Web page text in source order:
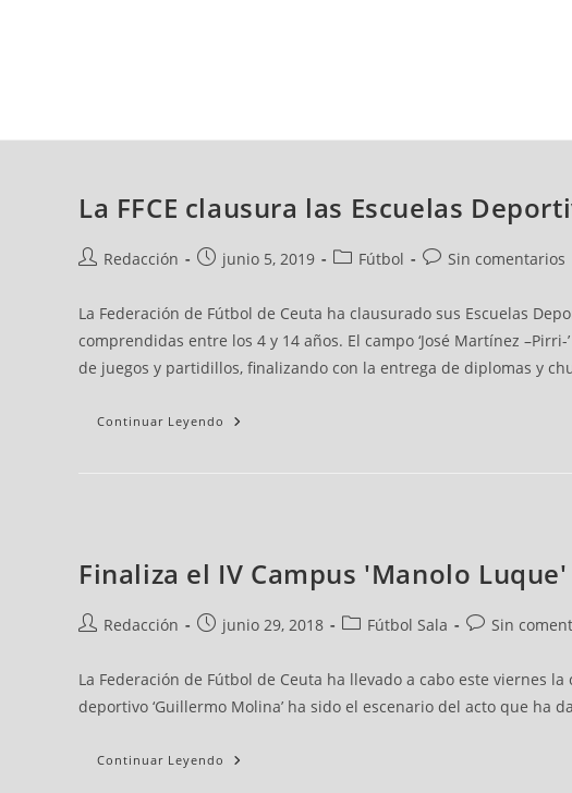
La FFCE clausura las Escuelas
Redacción junio 5, 2019 Fútbol Sin comentarios
La Federación de Fútbol de Ceuta ha clausurado sus Escuelas
comprendidas entre los 4 y 14 años. El campo ‘José Martínez
de juegos y partidillos, finalizando con la entrega de diplomas y
Continuar Leyendo
Finaliza el IV Campus 'Manolo
Redacción junio 29, 2018 Fútbol Sala Sin
La Federación de Fútbol de Ceuta ha llevado a cabo este viernes
deportivo ‘Guillermo Molina’ ha sido el escenario del acto que
Continuar Leyendo